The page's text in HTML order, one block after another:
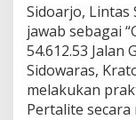
Sidoarjo,
jawab sebagai
54.612.53 Jalan
Sidowaras,
melakukan
Pertalite